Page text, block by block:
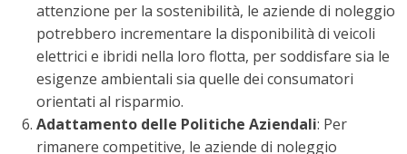
attenzione per la sostenibilità, le aziende di noleggio
potrebbero incrementare la disponibilità di veicoli
elettrici e ibridi nella loro flotta, per soddisfare sia le
esigenze ambientali sia quelle dei consumatori
orientati al risparmio.
Adattamento delle Politiche Aziendali: Per
rimanere competitive, le aziende di noleggio